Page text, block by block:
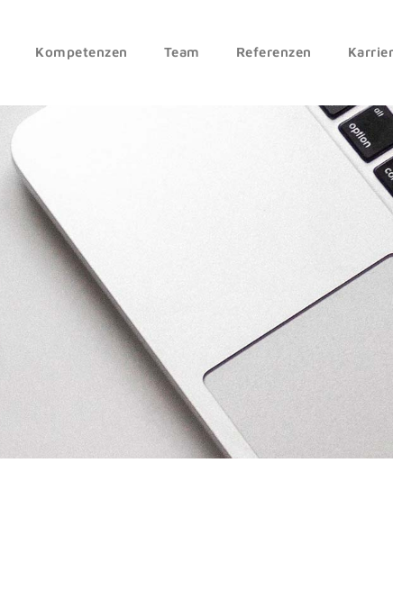
Kompetenzen Team Referenzen